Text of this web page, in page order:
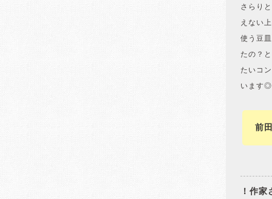
さらり
えない
使う豆
たの？
たいコ
います◎
前
！作